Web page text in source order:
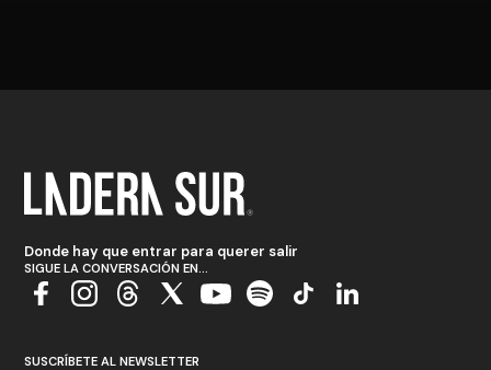
Donde hay que entrar para querer salir
SIGUE LA CONVERSACIÓN EN...
SUSCRÍBETE AL NEWSLETTER